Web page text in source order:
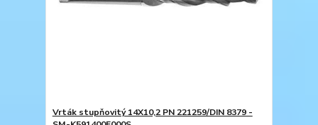
Vrták stupňovitý 14X10,2 PN 221259/DIN 8379 -